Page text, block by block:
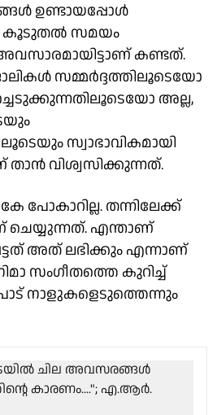
ഉണ്ടായപ്പോള്‍
കൂടുതല്‍ സമയം
കണ്ടത്.
സമ്മര്‍ദ്ദത്തിലൂടെയോ
അല്ല,
സ്വാഭാവികമായി
താന്‍ വിശ്വസിക്കുന്നത്.
പോകാറില്ല. തന്നിലേക്ക്
ചെയ്യുന്നത്. എന്താണ്
അത് ലഭിക്കും എന്നാണ്
സംഗീതത്തെ കുറിച്ച്
നാളുകളെടുത്തെന്നും